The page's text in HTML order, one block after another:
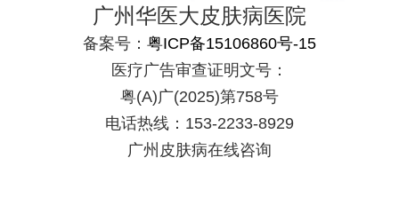
广州华医大皮肤病医院
备案号： 粤ICP备15106860号-15
医疗广告审查证明文号：
粤(A)广(2025)第758号
电话热线：153-2233-8929
广州皮肤病在线咨询